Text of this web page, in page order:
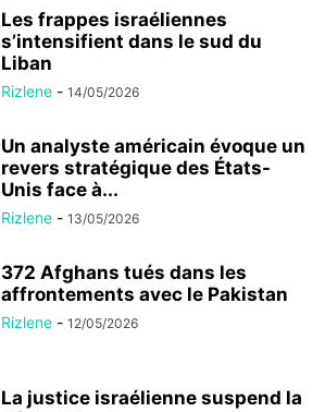
Les frappes israéliennes
s’intensifient dans le sud du
Liban
Rizlene - 14/05/2026
Un analyste américain évoque un
revers stratégique des États-
Unis face à...
Rizlene - 13/05/2026
372 Afghans tués dans les
affrontements avec le Pakistan
Rizlene - 12/05/2026
La justice israélienne suspend la